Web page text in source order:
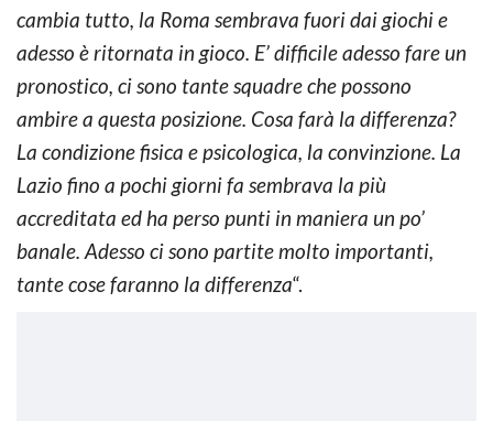
cambia tutto, la Roma sembrava fuori dai giochi e
adesso è ritornata in gioco. E’ difficile adesso fare un
pronostico, ci sono tante squadre che possono
ambire a questa posizione. Cosa farà la differenza?
La condizione fisica e psicologica, la convinzione. La
Lazio fino a pochi giorni fa sembrava la più
accreditata ed ha perso punti in maniera un po’
banale. Adesso ci sono partite molto importanti,
tante cose faranno la differenza“.